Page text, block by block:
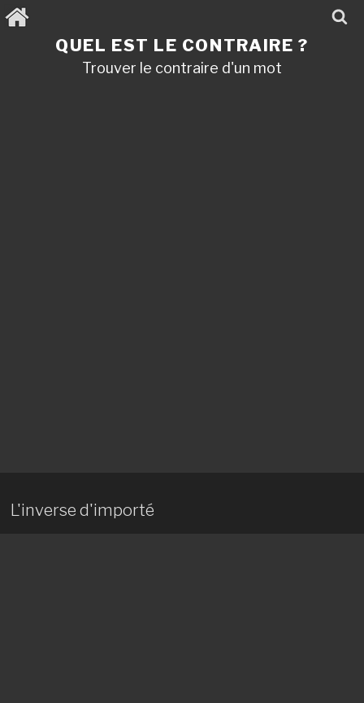
Aller
au
QUEL EST LE CONTRAIRE ?
Trouver le contraire d'un mot
L'inverse d'importé